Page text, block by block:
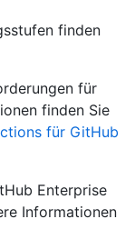
finden
für
finden Sie
für GitHub
Enterprise
Informationen